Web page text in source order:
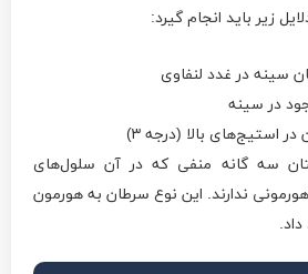
زیر باید انجام گیرد:
سینه در غدد لنفاوی
در سینه
استیج‌های بالا (درجه ۳)
سه گانه منفی که در آن سلول‌های
ندارند. این نوع سرطان به هورمون